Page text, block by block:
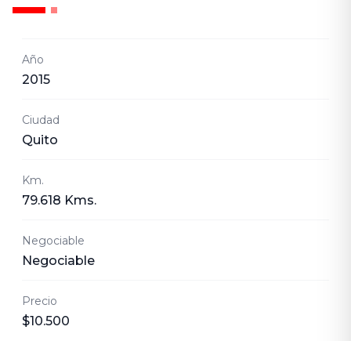
Año
2015
Ciudad
Quito
Km.
79.618 Kms.
Negociable
Negociable
Precio
$10.500